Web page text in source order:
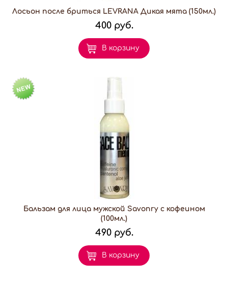
Лосьон после бриться LEVRANA Дикая мята (150мл.)
400 руб.
В корзину
Бальзам для лица мужской Savonry с кофеином
(100мл.)
490 руб.
В корзину